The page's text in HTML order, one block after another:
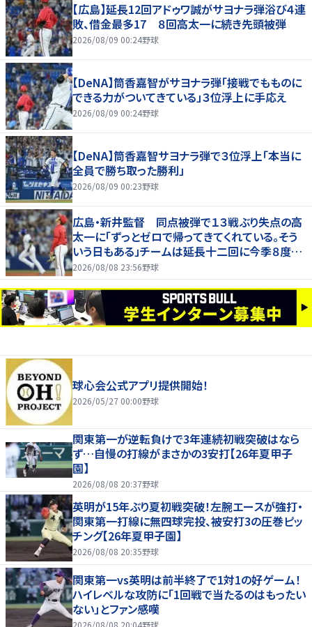
【広島】延長12回アドゥワ誠がサヨナラ弾浴び４連
敗、借金最多17 ８回高太一に続き先頭被弾
2026/08/09 00:24野球
【DeNA】筒香嘉智がサヨナラ弾「接戦でもものに
できる力がついてきている」３位浮上に手応え
2026/08/09 00:24野球
【DeNA】筒香嘉智サヨナラ弾で３位浮上「本当に
全員で勝ち取った勝利」
2026/08/09 00:23野球
広島・新井監督 同点被弾で１３戦ぶり失点の高
太一に「ずっとゼロで帰ってきてくれている。そう
いう日もある」チームは延長十二回に今季８度目
サヨナラ負け
2026/08/08 23:56野球
球心会公式アプリ提供開始！
2026/05/27 00:00野球
関東第一が逆転負けで3年連続初戦突破はなら
ず…自慢の打線がまさかの3安打【26年夏甲子
園】
2026/08/08 20:37野球
英明が15年ぶり夏初戦突破！左腕エースが強打・
関東第一打線に無四球完投、被安打3の圧巻ピッ
チング【26年夏甲子園】
2026/08/08 20:35野球
関東第一vs英明は前半終了で1対1の好ゲーム！
ハイレベルな攻防に「1回戦で当たるのはもったい
ない」とファン感嘆